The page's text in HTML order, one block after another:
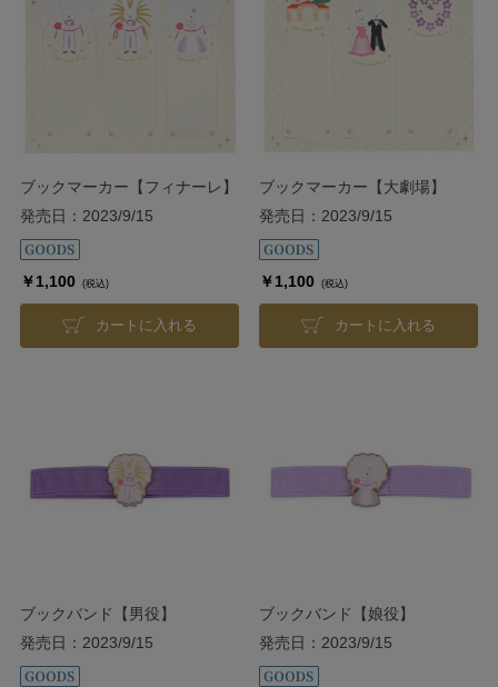
ブックマーカー【フィナーレ】
発売日：2023/9/15
￥1,100 (税込)
カートに入れる
ブックマーカー【大劇場】
発売日：2023/9/15
￥1,100 (税込)
カートに入れる
ブックバンド【男役】
発売日：2023/9/15
ブックバンド【娘役】
発売日：2023/9/15